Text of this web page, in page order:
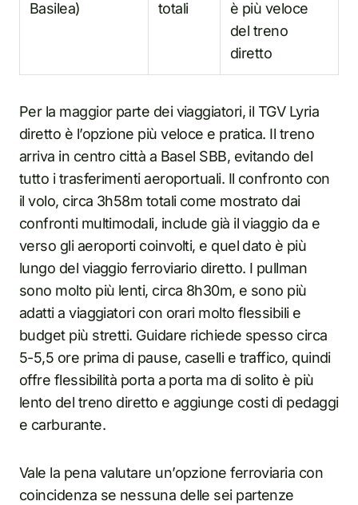
Basilea)
totali
è più veloce
del treno
diretto
Per la maggior parte dei viaggiatori, il TGV Lyria
diretto è l’opzione più veloce e pratica. Il treno
arriva in centro città a Basel SBB, evitando del
tutto i trasferimenti aeroportuali. Il confronto con
il volo, circa 3h58m totali come mostrato dai
confronti multimodali, include già il viaggio da e
verso gli aeroporti coinvolti, e quel dato è più
lungo del viaggio ferroviario diretto. I pullman
sono molto più lenti, circa 8h30m, e sono più
adatti a viaggiatori con orari molto flessibili e
budget più stretti. Guidare richiede spesso circa
5-5,5 ore prima di pause, caselli e traffico, quindi
offre flessibilità porta a porta ma di solito è più
lento del treno diretto e aggiunge costi di pedaggi
e carburante.
Vale la pena valutare un’opzione ferroviaria con
coincidenza se nessuna delle sei partenze